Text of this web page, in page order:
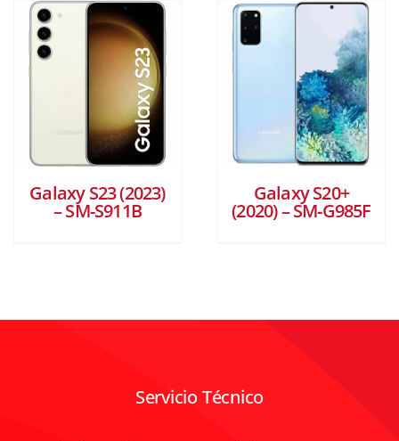
Galaxy S23 (2023)
– SM-S911B
Galaxy S20+
(2020) – SM-G985F
Servicio Técnico